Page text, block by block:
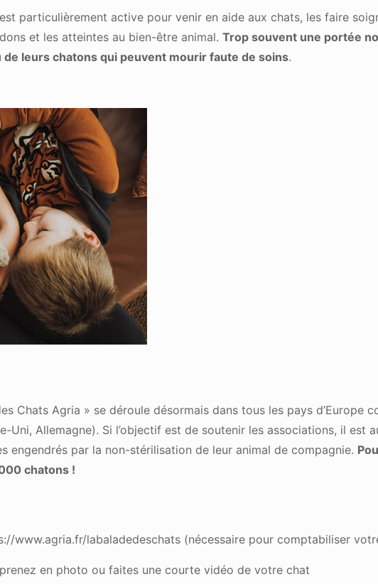
particulièrement active pour venir en aide aux chats, les faire
et les atteintes au bien-être animal. Trop souvent une portée
leurs chatons qui peuvent mourir faute de soins.
Chats Agria » se déroule désormais dans tous les pays d’Europe
Uni, Allemagne). Si l’objectif est de soutenir les associations, il est
engendrés par la non-stérilisation de leur animal de compagnie.
chatons !
www.agria.fr/labaladedeschats (nécessaire pour comptabiliser
en photo ou faites une courte vidéo de votre chat